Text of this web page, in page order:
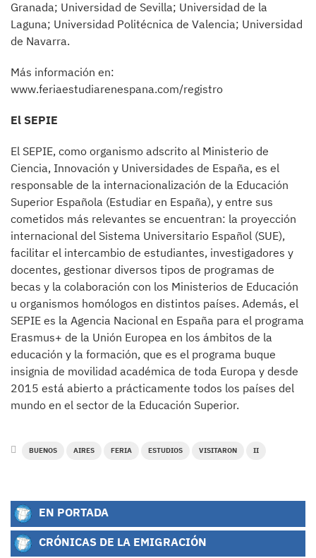
Granada; Universidad de Sevilla; Universidad de la
Laguna; Universidad Politécnica de Valencia; Universidad
de Navarra.
Más información en:
www.feriaestudiarenespana.com/registro
El SEPIE
El SEPIE, como organismo adscrito al Ministerio de
Ciencia, Innovación y Universidades de España, es el
responsable de la internacionalización de la Educación
Superior Española (Estudiar en España), y entre sus
cometidos más relevantes se encuentran: la proyección
internacional del Sistema Universitario Español (SUE),
facilitar el intercambio de estudiantes, investigadores y
docentes, gestionar diversos tipos de programas de
becas y la colaboración con los Ministerios de Educación
u organismos homólogos en distintos países. Además, el
SEPIE es la Agencia Nacional en España para el programa
Erasmus+ de la Unión Europea en los ámbitos de la
educación y la formación, que es el programa buque
insignia de movilidad académica de toda Europa y desde
2015 está abierto a prácticamente todos los países del
mundo en el sector de la Educación Superior.
BUENOS AIRES FERIA ESTUDIOS VISITARON II
EN PORTADA
CRÓNICAS DE LA EMIGRACIÓN